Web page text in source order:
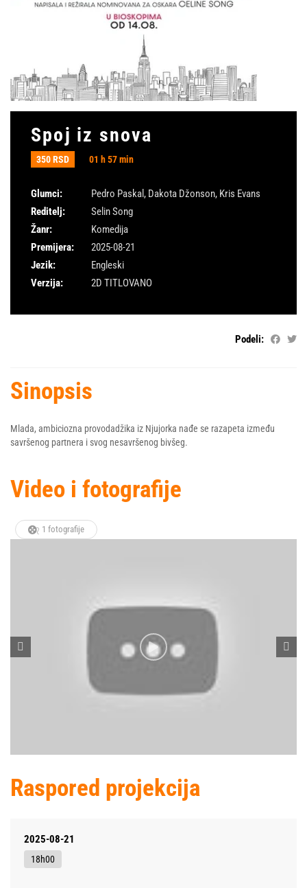
Spoj iz snova
350 RSD 01 h 57 min
Glumci: Pedro Paskal , Dakota Džonson, Kris Evans
Reditelj:
Selin Song
Žanr:
Komedija
Premijera:
2025-08-21
Jezik:
Engleski
Verzija:
2D TITLOVANO
Podeli:
Sinopsis
Mlada, ambiciozna provodadžika iz Njujorka nađe se razapeta između
savršenog partnera i svog nesavršenog bivšeg.
Video i fotografije
1 fotografije
Raspored projekcija
2025-08-21
18h00